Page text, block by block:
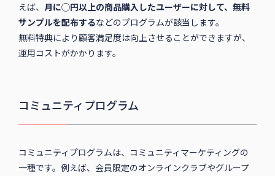
えば、 月に◯円以上の商品購入したユーザーに対して、無料
サンプルを配布するなどのプログラムが該当します。
無料特典により顧客満足度は向上させることができますが、
運用コストがかかります。
コミュニティプログラム
コミュニティプログラムは、コミュニティマーケティングの
一種です。例えば、会員限定のオンラインクラブやグループ